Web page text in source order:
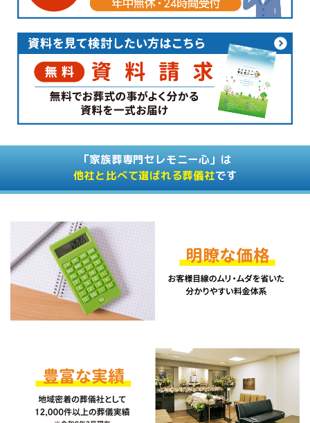
「家族葬専門セレモニー心」は
他社と比べて選ばれる葬儀社です